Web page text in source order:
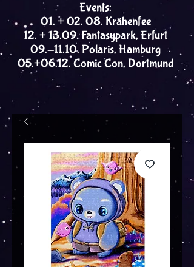
Events:
01. + 02. 08. Krähenfee
12. + 13.09. Fantasypark, Erfurt
09.-11.10. Polaris, Hamburg
05.+06.12. Comic Con, Dortmund